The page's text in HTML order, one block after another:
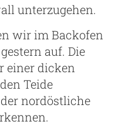
unterzugehen.
wir im Backofen
auf. Die
einer dicken
Teide
nordöstliche